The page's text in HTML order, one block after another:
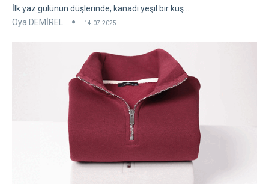
İlk yaz gülünün düşlerinde, kanadı yeşil bir kuş ...
Oya DEMİREL
14.07.2025